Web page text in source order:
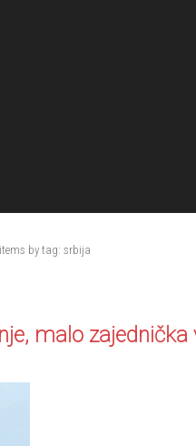
by tag: srbija
malo zajednička